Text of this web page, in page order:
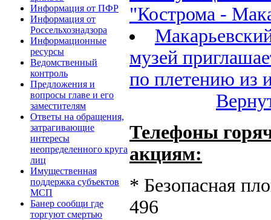
Информация от ПФР
Информация от
Россельхознадзора
Информационные
ресурсы
Ведомственный
контроль
Предложения и
вопросы главе и его
заместителям
Ответы на обращения,
затрагивающие
интересы
неопределенного круга
лиц
Имущественная
поддержка субъектов
МСП
Банер сообщи где
торгуют смертью
"Кострома -
музей
по плетению из
Телефоны
акциям:
* Безопасная
496